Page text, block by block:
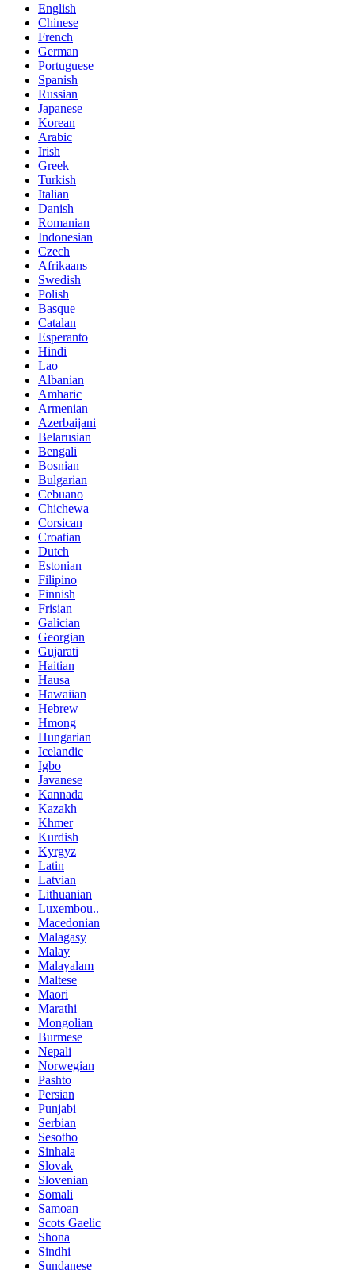
English
Chinese
French
German
Portuguese
Spanish
Russian
Japanese
Korean
Arabic
Irish
Greek
Turkish
Italian
Danish
Romanian
Indonesian
Czech
Afrikaans
Swedish
Polish
Basque
Catalan
Esperanto
Hindi
Lao
Albanian
Amharic
Armenian
Azerbaijani
Belarusian
Bengali
Bosnian
Bulgarian
Cebuano
Chichewa
Corsican
Croatian
Dutch
Estonian
Filipino
Finnish
Frisian
Galician
Georgian
Gujarati
Haitian
Hausa
Hawaiian
Hebrew
Hmong
Hungarian
Icelandic
Igbo
Javanese
Kannada
Kazakh
Khmer
Kurdish
Kyrgyz
Latin
Latvian
Lithuanian
Luxembou..
Macedonian
Malagasy
Malay
Malayalam
Maltese
Maori
Marathi
Mongolian
Burmese
Nepali
Norwegian
Pashto
Persian
Punjabi
Serbian
Sesotho
Sinhala
Slovak
Slovenian
Somali
Samoan
Scots Gaelic
Shona
Sindhi
Sundanese